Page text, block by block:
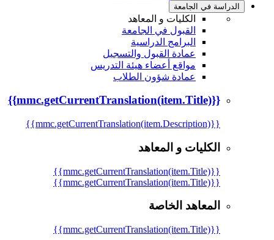
الدراسة في الجامعة
الكليات و المعاهد
القبول في الجامعة
البرامج الدراسية
عمادة القبول والتسجيل
مواقع أعضاء هيئة التدريس
عمادة شؤون الطلاب
{{mmc.getCurrentTranslation(item.Title)}}
{{mmc.getCurrentTranslation(item.Description)}}
الكليات و المعاهد
{{mmc.getCurrentTranslation(item.Title)}}
{{mmc.getCurrentTranslation(item.Title)}}
المعاهد الخاصة
{{mmc.getCurrentTranslation(item.Title)}}